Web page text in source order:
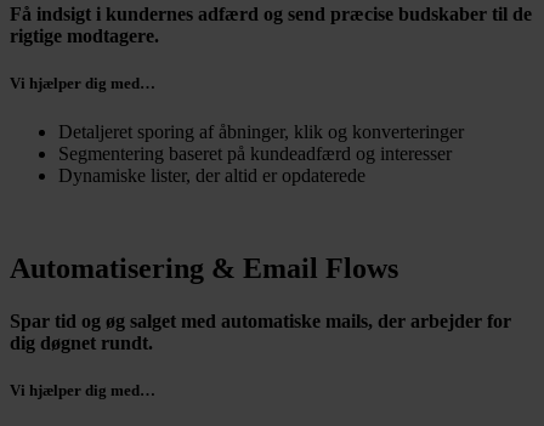
Få indsigt i kundernes adfærd og send præcise budskaber til de
rigtige modtagere.
Vi hjælper dig med…
Detaljeret sporing af åbninger, klik og konverteringer
Segmentering baseret på kundeadfærd og interesser
Dynamiske lister, der altid er opdaterede
Automatisering & Email Flows
Spar tid og øg salget med automatiske mails, der arbejder for
dig døgnet rundt.
Vi hjælper dig med…